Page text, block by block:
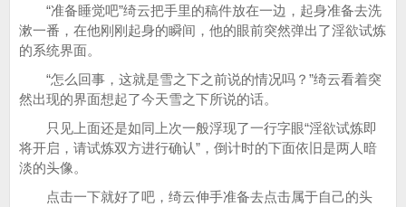
“准备睡觉吧”绮云把手里的稿件放在一边，起身准备去洗
漱一番，在他刚刚起身的瞬间，他的眼前突然弹出了淫欲试炼
的系统界面。
“怎么回事，这就是雪之下之前说的情况吗？”绮云看着突
然出现的界面想起了今天雪之下所说的话。
只见上面还是如同上次一般浮现了一行字眼“淫欲试炼即
将开启，请试炼双方进行确认”，倒计时的下面依旧是两人暗
淡的头像。
点击一下就好了吧，绮云伸手准备去点击属于自己的头